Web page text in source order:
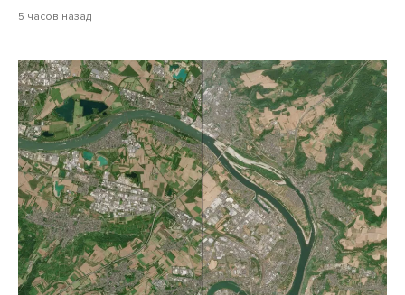
5 часов назад